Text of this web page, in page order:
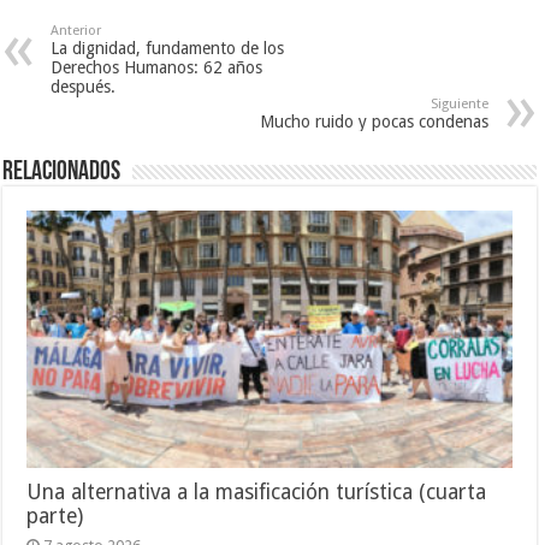
Anterior
La dignidad, fundamento de los
Derechos Humanos: 62 años
después.
Siguiente
Mucho ruido y pocas condenas
Relacionados
Una alternativa a la masificación turística (cuarta
parte)